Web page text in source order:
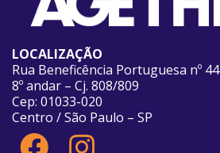
LOCALIZAÇÃO
Rua Beneficência Portuguesa nº 44
8º andar – Cj. 808/809
Cep: 01033-020
Centro / São Paulo – SP